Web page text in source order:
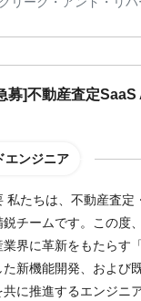
表示
募]不動産査定
エンジニア
私たちは、不動産査定
チームです。この度
界に革新をもたらす
た新機能開発、および
共に推進するエンジニ